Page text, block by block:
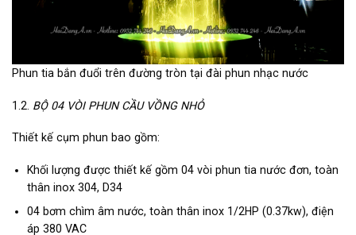
Phun tia bắn đuổi trên đường tròn tại đài phun nhạc nước
1.2. BỘ 04 VÒI PHUN CẦU VỒNG NHỎ
Thiết kế cụm phun bao gồm:
Khối lượng được thiết kế gồm 04 vòi phun tia nước đơn, toàn
thân inox 304, D34
04 bơm chìm âm nước, toàn thân inox 1/2HP (0.37kw), điện
áp 380 VAC